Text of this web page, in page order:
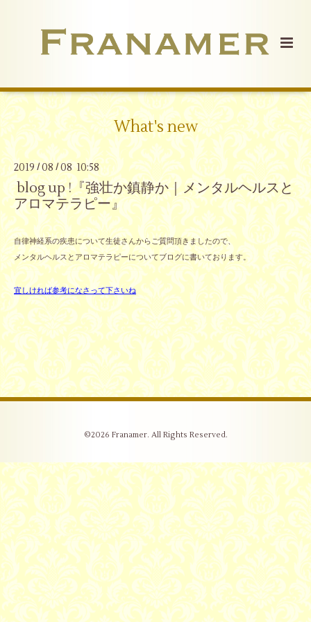
What's new
2019/08 /08 10:58
blog up !『強壮か鎮静か｜メンタルヘルスと
アロマテラピー』
自律神経系の疾患について生徒さんからご質問頂きましたので、
メンタルヘルスとアロマテラピーについてブログに書いております。
宜しければ参考になさって下さいね
©2026 Franamer. All Rights Reserved.